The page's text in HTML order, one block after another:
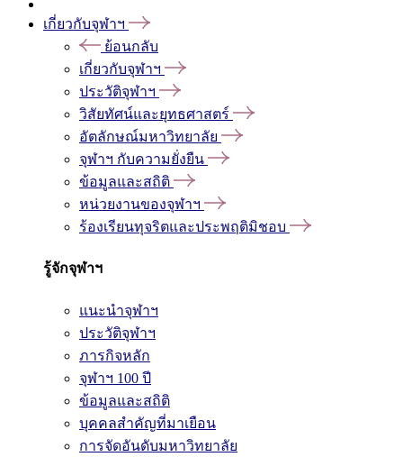
เกี่ยวกับจุฬาฯ
ย้อนกลับ
เกี่ยวกับจุฬาฯ
ประวัติจุฬาฯ
วิสัยทัศน์และยุทธศาสตร์
อัตลักษณ์มหาวิทยาลัย
จุฬาฯ กับความยั่งยืน
ข้อมูลและสถิติ
หน่วยงานของจุฬาฯ
ร้องเรียนทุจริตและประพฤติมิชอบ
รู้จักจุฬาฯ
แนะนำจุฬาฯ
ประวัติจุฬาฯ
ภารกิจหลัก
จุฬาฯ 100 ปี
ข้อมูลและสถิติ
บุคคลสำคัญที่มาเยือน
การจัดอันดับมหาวิทยาลัย